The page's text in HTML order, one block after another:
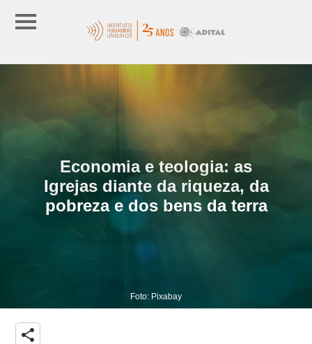
Economia e teologia: as
Igrejas diante da riqueza, da
pobreza e dos bens da terra
Foto: Pixabay
share